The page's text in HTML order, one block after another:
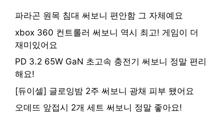
파라곤 원목 침대 써보니 편안함 그 자체예요
xbox 360 컨트롤러 써보니 역시 최고! 게임이 더
재미있어요
PD 3.2 65W GaN 초고속 충전기 써보니 정말 편리
해요!
[듀이셀] 글로잉밤 2주 써보니 광채 피부 됐어요
오데뜨 앞접시 2개 세트 써보니 정말 좋아요!